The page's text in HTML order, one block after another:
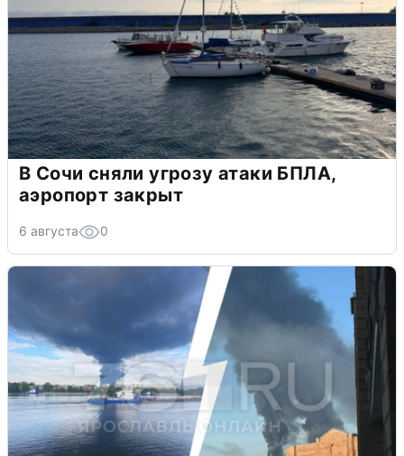
В Сочи сняли угрозу атаки БПЛА,
аэропорт закрыт
6 августа 0